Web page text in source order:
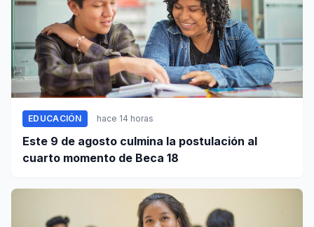
EDUCACIÓN hace 14 horas
Este 9 de agosto culmina la postulación al
cuarto momento de Beca 18